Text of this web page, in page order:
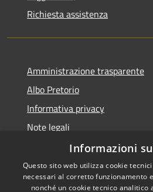
Richiesta assistenza
Amministrazione trasparente
Albo Pretorio
Informativa privacy
Note legali
Dichiarazione di accessibilità
Informazioni
Questo sito web utilizza cookie
necessari al corretto funzionamento
nonché un cookie tecnico analitico